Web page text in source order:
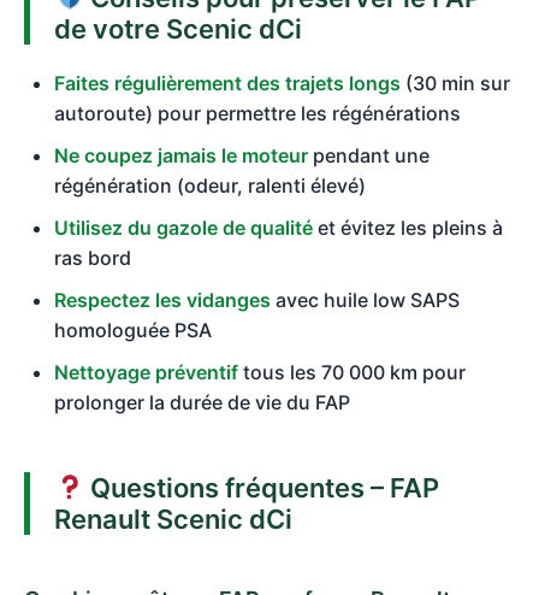
de votre Scenic dCi
Faites régulièrement des trajets longs (30 min sur
autoroute) pour permettre les régénérations
Ne coupez jamais le moteur pendant une
régénération (odeur, ralenti élevé)
Utilisez du gazole de qualité et évitez les pleins à
ras bord
Respectez les vidanges avec huile low SAPS
homologuée PSA
Nettoyage préventif tous les 70 000 km pour
prolonger la durée de vie du FAP
Questions fréquentes – FAP
Renault Scenic dCi